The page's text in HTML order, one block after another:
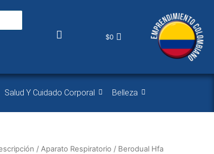
$0
Salud Y Cuidado Corporal Belleza
/ Aparato Respiratorio / Berodual Hfa